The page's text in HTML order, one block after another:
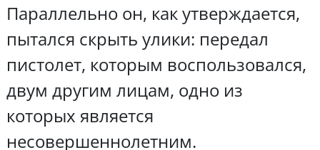
Параллельно он, как утверждается,
пытался скрыть улики: передал
пистолет, которым воспользовался,
двум другим лицам, одно из
которых является
несовершеннолетним.